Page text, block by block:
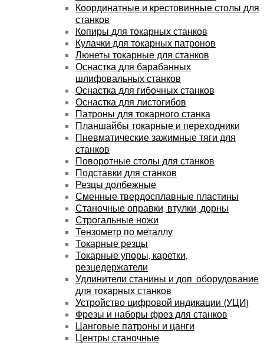
Координатные и крестовинные столы для
станков
Копиры для токарных станков
Кулачки для токарных патронов
Люнеты токарные для станков
Оснастка для барабанных
шлифовальных станков
Оснастка для гибочных станков
Оснастка для листогибов
Патроны для токарного станка
Планшайбы токарные и переходники
Пневматические зажимные тяги для
станков
Поворотные столы для станков
Подставки для станков
Резцы долбежные
Сменные твердосплавные пластины
Станочные оправки, втулки, дорны
Строгальные ножи
Тензометр по металлу
Токарные резцы
Токарные упоры, каретки,
резцедержатели
Удлинители станины и доп. оборудование
для токарных станков
Устройство цифровой индикации (УЦИ)
Фрезы и наборы фрез для станков
Цанговые патроны и цанги
Центры станочные